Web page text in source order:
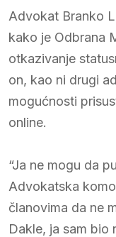
Advokat Branko
kako je Odbrana
otkazivanje
on, kao ni drugi
mogućnosti
online.
“Ja ne mogu da
Advokatska
članovima da ne
Dakle, ja sam bio